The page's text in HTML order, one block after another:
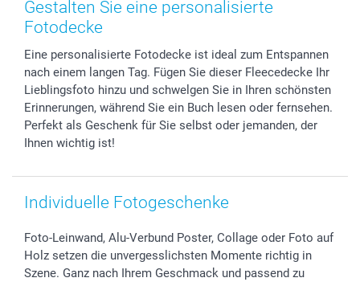
Foto-Kalender & Agenden
Geschenk-Gutscheine (PDF)
Impressum
Partnerprogramme
Investor Relations
B2B smartbusiness
Widerrufsrecht
Vatertag
Hochzeit
Geburtstag
Geburt
Zu allen Anlässen
Preise und Versandkosten
72h Lieferung
Zahlungsmöglichkeiten
Sitemap
Status der Bestellung
smartfriends
Gestalten Sie eine personalisierte
Fotodecke
Eine personalisierte Fotodecke ist ideal zum Entspannen
nach einem langen Tag. Fügen Sie dieser Fleecedecke Ihr
Lieblingsfoto hinzu und schwelgen Sie in Ihren schönsten
Erinnerungen, während Sie ein Buch lesen oder fernsehen.
Perfekt als Geschenk für Sie selbst oder jemanden, der
Ihnen wichtig ist!
Individuelle Fotogeschenke
Foto-Leinwand, Alu-Verbund Poster, Collage oder Foto auf
Holz setzen die unvergesslichsten Momente richtig in
Szene. Ganz nach Ihrem Geschmack und passend zu